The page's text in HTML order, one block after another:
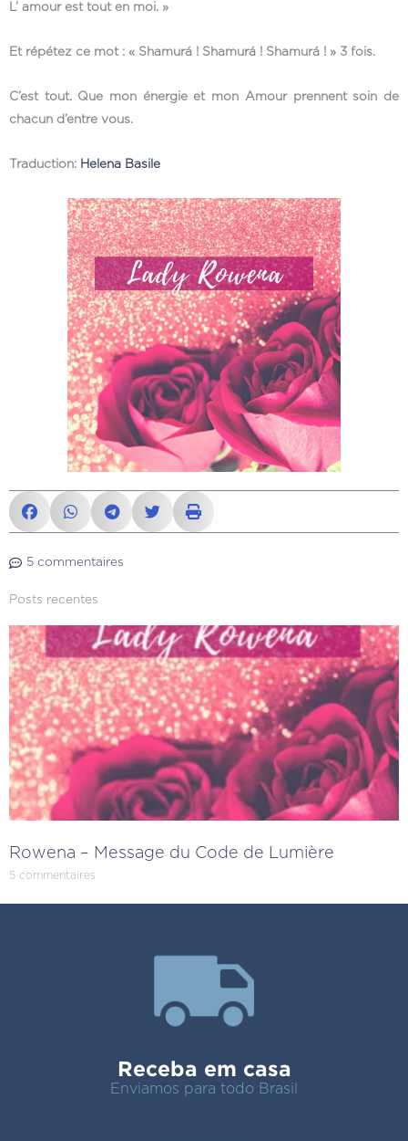
L’ amour est tout en moi. »
Et répétez ce mot : « Shamurá ! Shamurá ! Shamurá ! » 3 fois.
C’est tout. Que mon énergie et mon Amour prennent soin de
chacun d’entre vous.
Traduction: Helena Basile
5 commentaires
Posts recentes
Rowena – Message du Code de Lumière
5 commentaires
Receba em casa
Enviamos para todo Brasil